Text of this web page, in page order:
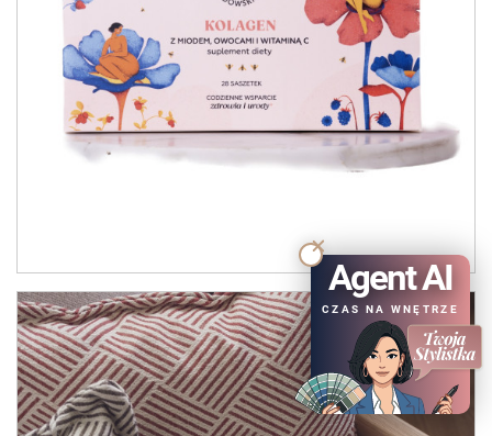
Agent AI
CZAS NA WNĘTRZE